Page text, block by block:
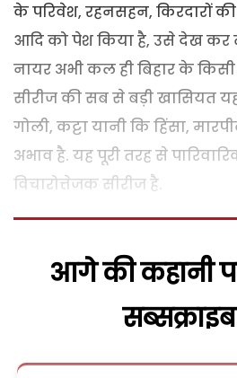
के परिवेश, रहनसहन, किरदारों
आदि को पेश किया है, उसे देख कर
नायर अभी कल ही बिहार के
सीरीज की सब से बड़ी खासियत
गोली, कट्टा यानी कि हिंसा,
अभाव है. यह पूरी तरह से
विचारोत्तेजक सीरीज है.
आगे की कहानी